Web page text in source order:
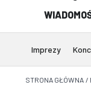
Imprezy
STRONA GŁÓWNA /